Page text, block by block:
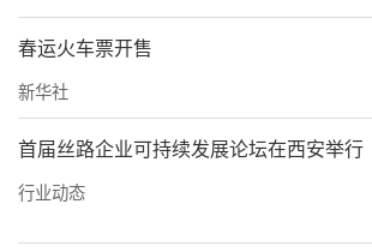
记者咨询仪器项目时，西安米兰
医院的多位美学顾问不停推销咬
下巴注射玻尿酸。其中一位美
项目只是美容皮肤科，而注射
科。另一位说：“打个下巴已
了，你该迈出那一步。下巴玻
春运火车票开售
新华社
首届丝路企业可持续发展论坛在西安举行
行业动态